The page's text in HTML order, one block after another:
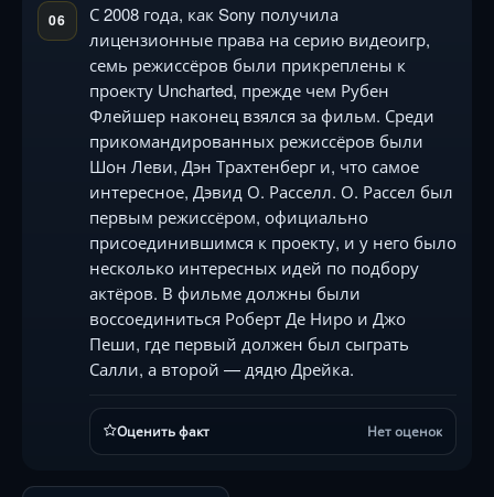
06
С 2008 года, как Sony получила
лицензионные права на серию видеоигр,
семь режиссёров были прикреплены к
проекту Uncharted, прежде чем Рубен
Флейшер наконец взялся за фильм. Среди
прикомандированных режиссёров были
Шон Леви, Дэн Трахтенберг и, что самое
интересное, Дэвид О. Расселл. О. Рассел был
первым режиссёром, официально
присоединившимся к проекту, и у него было
несколько интересных идей по подбору
актёров. В фильме должны были
воссоединиться Роберт Де Ниро и Джо
Пеши, где первый должен был сыграть
Салли, а второй — дядю Дрейка.
Оценить факт Нет оценок